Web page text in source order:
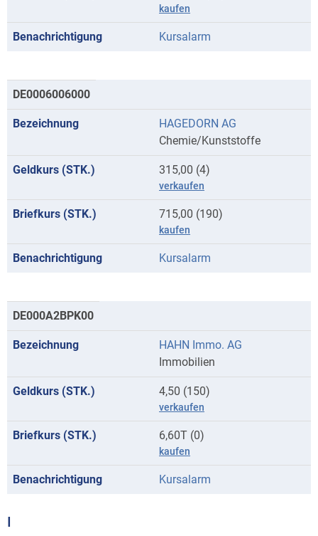
kaufen
Kursalarm
DE0006006000
HAGEDORN AG
Chemie/Kunststoffe
315,00 (4)
verkaufen
715,00 (190)
kaufen
Kursalarm
DE000A2BPK00
HAHN Immo. AG
Immobilien
4,50 (150)
verkaufen
6,60T (0)
kaufen
Kursalarm
I